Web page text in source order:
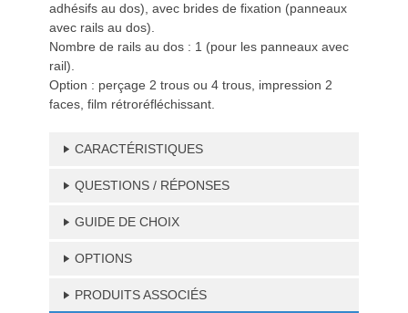
adhésifs au dos), avec brides de fixation (panneaux
avec rails au dos).
Nombre de rails au dos : 1 (pour les panneaux avec
rail).
Option : perçage 2 trous ou 4 trous, impression 2
faces, film rétroréfléchissant.
CARACTÉRISTIQUES
QUESTIONS / RÉPONSES
GUIDE DE CHOIX
OPTIONS
PRODUITS ASSOCIÉS